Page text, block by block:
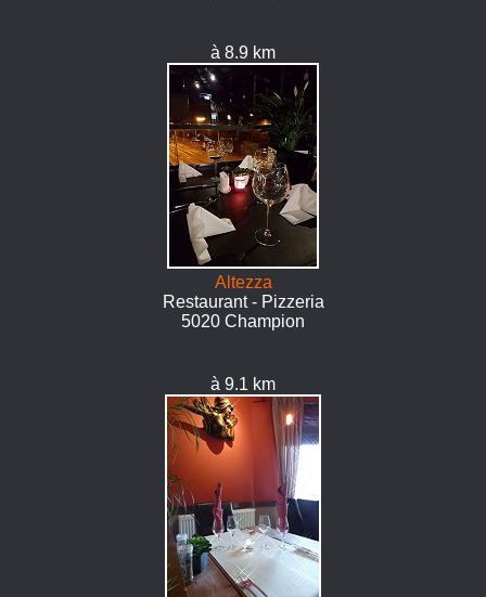
à 8.9 km
Altezza
Restaurant - Pizzeria
5020 Champion
à 9.1 km